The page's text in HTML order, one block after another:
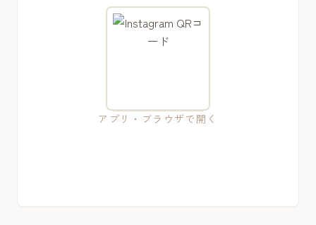
アプリ・ブラウザで開く